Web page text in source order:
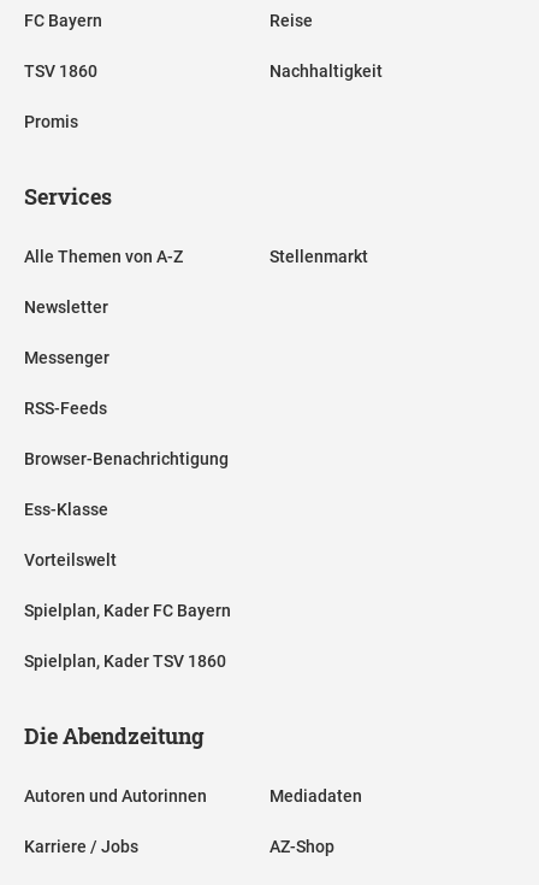
FC Bayern
TSV 1860
Promis
Reise
Nachhaltigkeit
Services
Alle Themen von A-Z
Newsletter
Messenger
RSS-Feeds
Browser-Benachrichtigung
Ess-Klasse
Vorteilswelt
Spielplan, Kader FC Bayern
Spielplan, Kader TSV 1860
Stellenmarkt
Die Abendzeitung
Autoren und Autorinnen
Karriere / Jobs
Mediadaten
AZ-Shop